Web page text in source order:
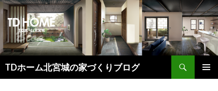
TDホーム北宮城の家づくりブログ
索